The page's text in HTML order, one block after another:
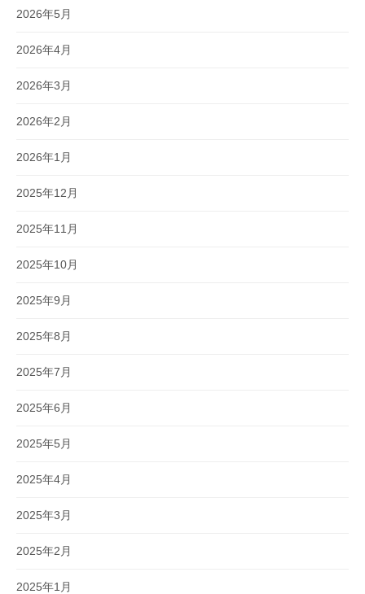
2026年5月
2026年4月
2026年3月
2026年2月
2026年1月
2025年12月
2025年11月
2025年10月
2025年9月
2025年8月
2025年7月
2025年6月
2025年5月
2025年4月
2025年3月
2025年2月
2025年1月